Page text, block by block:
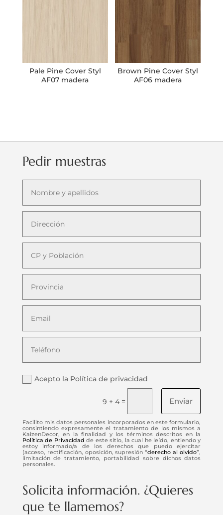
Pale Pine Cover Styl
AF07 madera
Brown Pine Cover Styl
AF06 madera
Pedir muestras
Acepto la Política de privacidad
9 + 4 = Enviar
Facilito mis datos personales incorporados en este formulario,
consintiendo expresamente el tratamiento de los mismos a
KaizenDecor, en la finalidad y los términos descritos en la
Política de Privacidad de este sitio, la cual he leído, entiendo y
estoy informado/a de los derechos que puedo ejercitar
(acceso, rectificación, oposición, supresión “derecho al olvido”,
limitación de tratamiento, portabilidad sobre dichos datos
personales.
Solicita información. ¿Quieres
que te llamemos?